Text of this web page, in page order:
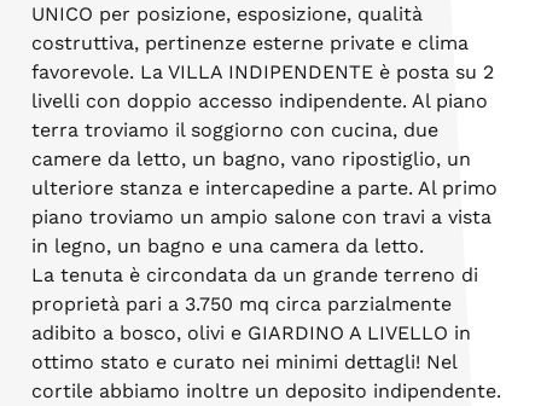
UNICO per posizione, esposizione, qualità
costruttiva, pertinenze esterne private e clima
favorevole. La VILLA INDIPENDENTE è posta su 2
livelli con doppio accesso indipendente. Al piano
terra troviamo il soggiorno con cucina, due
camere da letto, un bagno, vano ripostiglio, un
ulteriore stanza e intercapedine a parte. Al primo
piano troviamo un ampio salone con travi a vista
in legno, un bagno e una camera da letto.
La tenuta è circondata da un grande terreno di
proprietà pari a 3.750 mq circa parzialmente
adibito a bosco, olivi e GIARDINO A LIVELLO in
ottimo stato e curato nei minimi dettagli! Nel
cortile abbiamo inoltre un deposito indipendente.